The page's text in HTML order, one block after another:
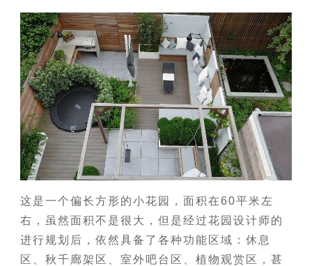
这是一个偏长方形的小花园，面积在60平米左
右，虽然面积不是很大，但是经过花园设计师的
进行规划后，依然具备了各种功能区域：休息
区、秋千廊架区、室外吧台区、植物观赏区，甚